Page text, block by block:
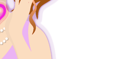
ク
料